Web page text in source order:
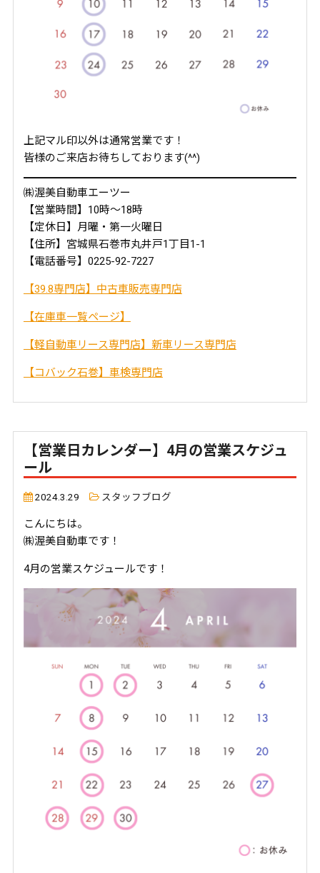
上記マル印以外は通常営業です！
皆様のご来店お待ちしております(^^)
㈱渥美自動車エーツー
【営業時間】10時～18時
【定休日】月曜・第一火曜日
【住所】宮城県石巻市丸井戸1丁目1-1
【電話番号】0225-92-7227
【39.8専門店】中古車販売専門店
【在庫車一覧ページ】
【軽自動車リース専門店】新車リース専門店
【コバック石巻】車検専門店
【営業日カレンダー】4月の営業スケジュ
ール
2024.3.29 スタッフブログ
こんにちは。
㈱渥美自動車です！
4月の営業スケジュールです！